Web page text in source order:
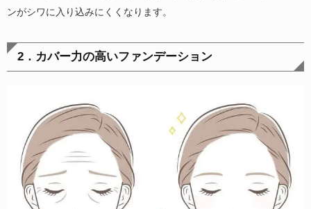
ンがシワに入り込みにくくなります。
2．カバー力の高いファンデーション